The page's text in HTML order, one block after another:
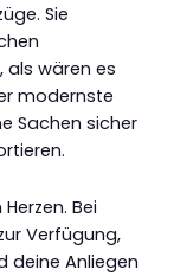
Sie
wären es
modernste
Sachen sicher
Bei
Verfügung,
deine Anliegen